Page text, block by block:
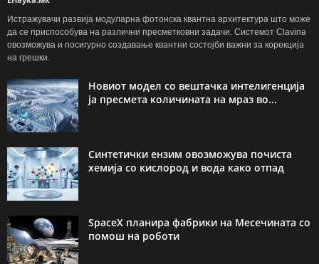
Истражувачи развија модуларна фотонска квантна архитектура што може
да се приспособува на различни пресметковни задачи. Системот Clavina
овозможува и посигурно создавање квантни состојби важни за корекција
на грешки.
Новиот модел со вештачка интелигенција
ја пресмета количината на мраз во...
Синтетички ензим овозможува почиста
хемија со кислород и вода како отпад
SpaceX планира фабрики на Месечината со
помош на роботи